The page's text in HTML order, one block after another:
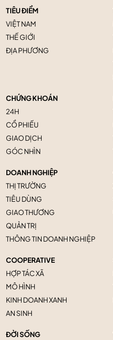
TIÊU ĐIỂM
VIỆT NAM
THẾ GIỚI
ĐỊA PHƯƠNG
CHỨNG KHOÁN
24H
CỔ PHIẾU
GIAO DỊCH
GÓC NHÌN
DOANH NGHIỆP
THỊ TRƯỜNG
TIÊU DÙNG
GIAO THƯƠNG
QUẢN TRỊ
THÔNG TIN DOANH NGHIỆP
COOPERATIVE
HỢP TÁC XÃ
MÔ HÌNH
KINH DOANH XANH
AN SINH
ĐỜI SỐNG